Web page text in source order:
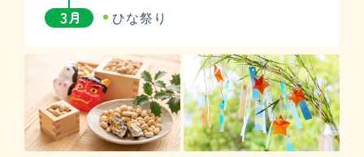
3月 ひな祭り